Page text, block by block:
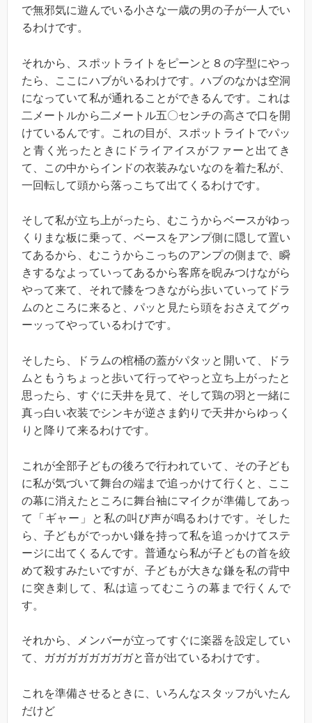
で無邪気に遊んでいる小さな一歳の男の子が一人でい
るわけです。
それから、スポットライトをピーンと８の字型にやっ
たら、ここにハブがいるわけです。ハブのなかは空洞
になっていて私が通れることができるんです。これは
二メートルから二メートル五〇センチの高さで口を開
けているんです。これの目が、スポットライトでパッ
と青く光ったときにドライアイスがファーと出てき
て、この中からインドの衣装みないなのを着た私が、
一回転して頭から落っこちて出てくるわけです。
そして私が立ち上がったら、むこうからベースがゆっ
くりまな板に乗って、ベースをアンプ側に隠して置い
てあるから、むこうからこっちのアンプの側まで、瞬
きするなよっていってあるから客席を睨みつけながら
やって来て、それで膝をつきながら歩いていってドラ
ムのところに来ると、パッと見たら頭をおさえてグゥ
ーッってやっているわけです。
そしたら、ドラムの棺桶の蓋がパタッと開いて、ドラ
ムともうちょっと歩いて行ってやっと立ち上がったと
思ったら、すぐに天井を見て、そして鶏の羽と一緒に
真っ白い衣装でシンキが逆さま釣りで天井からゆっく
りと降りて来るわけです。
これが全部子どもの後ろで行われていて、その子ども
に私が気づいて舞台の端まで追っかけて行くと、ここ
の幕に消えたところに舞台袖にマイクが準備してあっ
て「ギャー」と私の叫び声が鳴るわけです。そした
ら、子どもがでっかい鎌を持って私を追っかけてステ
ージに出てくるんです。普通なら私が子どもの首を絞
めて殺すみたいですが、子どもが大きな鎌を私の背中
に突き刺して、私は這ってむこうの幕まで行くんで
す。
それから、メンバーが立ってすぐに楽器を設定してい
て、ガガガガガガガガと音が出ているわけです。
これを準備させるときに、いろんなスタッフがいたん
だけど